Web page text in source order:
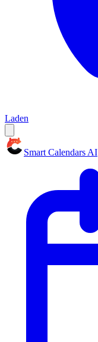
Laden
Smart Calendars AI